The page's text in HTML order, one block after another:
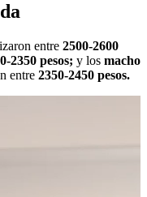
entre 2500-2600
2350 pesos; y los macho
entre 2350-2450 pesos.